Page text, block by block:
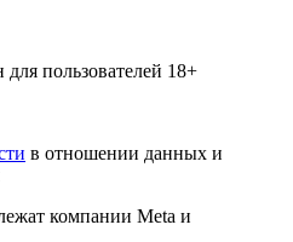
для пользователей 18+
в отношении данных и
компании Metа и